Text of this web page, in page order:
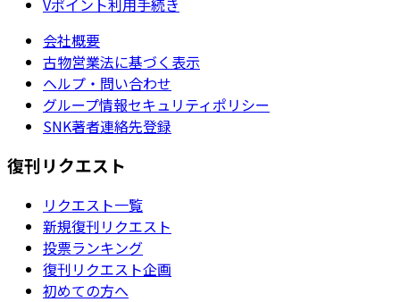
会社概要
古物営業法に基づく表示
ヘルプ・問い合わせ
グループ情報セキュリティポリシー
SNK著者連絡先登録
復刊リクエスト
リクエスト一覧
新規復刊リクエスト
投票ランキング
復刊リクエスト企画
初めての方へ